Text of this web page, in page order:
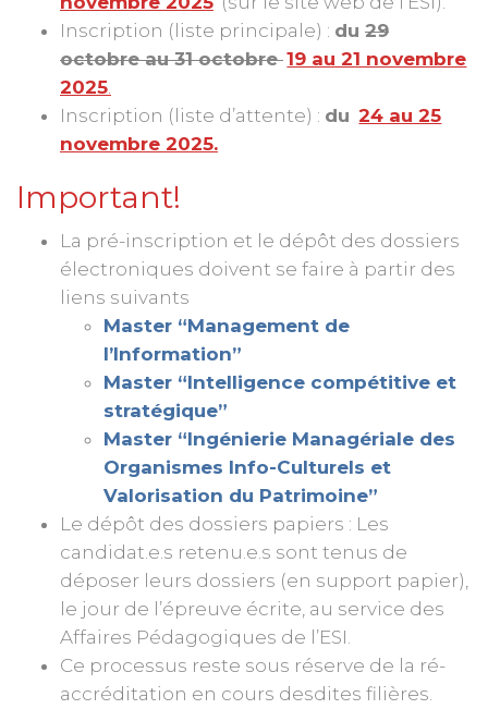
Inscription (liste principale) : du 29
octobre au 31 octobre19 au 21 novembre
2025
Inscription (liste d’attente) : du 24 au 25
novembre 2025.
Important!
La pré-inscription et le dépôt des dossiers
électroniques doivent se faire à partir des
liens suivants
Master “Management de
l’Information”
Master “Intelligence compétitive et
stratégique”
Master “Ingénierie Managériale des
Organismes Info-Culturels et
Valorisation du Patrimoine”
Le dépôt des dossiers papiers : Les
candidat.e.s retenu.e.s sont tenus de
déposer leurs dossiers (en support papier),
le jour de l’épreuve écrite, au service des
Affaires Pédagogiques de l’ESI.
Ce processus reste sous réserve de la ré-
accréditation en cours desdites filières.